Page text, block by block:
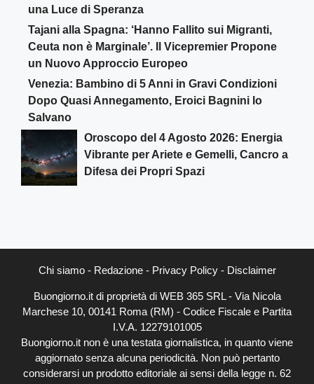
una Luce di Speranza
Tajani alla Spagna: ‘Hanno Fallito sui Migranti,
Ceuta non è Marginale’. Il Vicepremier Propone
un Nuovo Approccio Europeo
Venezia: Bambino di 5 Anni in Gravi Condizioni
Dopo Quasi Annegamento, Eroici Bagnini lo
Salvano
Oroscopo del 4 Agosto 2026: Energia
Vibrante per Ariete e Gemelli, Cancro a
Difesa dei Propri Spazi
Chi siamo- Redazione- Privacy Policy- Disclaimer
Buongiorno.it di proprietà di WEB 365 SRL - Via Nicola
Marchese 10, 00141 Roma (RM) - Codice Fiscale e Partita
I.V.A. 12279101005
Buongiorno.it non è una testata giornalistica, in quanto viene
aggiornato senza alcuna periodicità. Non può pertanto
considerarsi un prodotto editoriale ai sensi della legge n. 62